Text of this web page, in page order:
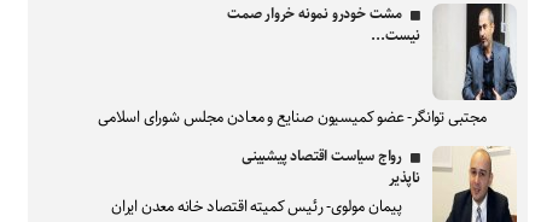
مشت خودرو نمونه خروار صمت
نیست...
مجتبی توانگر- عضو کمیسیون صنایع و معادن مجلس شورای اسلامی
رواج سیاست اقتصاد پیشبینی
ناپذیر
پیمان مولوی- رئیس کمیته اقتصاد خانه معدن ایران